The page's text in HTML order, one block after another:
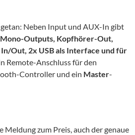
Neben Input und AUX-In gibt
Outputs, Kopfhörer-Out,
Out, 2x USB als Interface und für
Remote-Anschluss für den
Controller und ein Master-
Meldung zum Preis, auch der genaue